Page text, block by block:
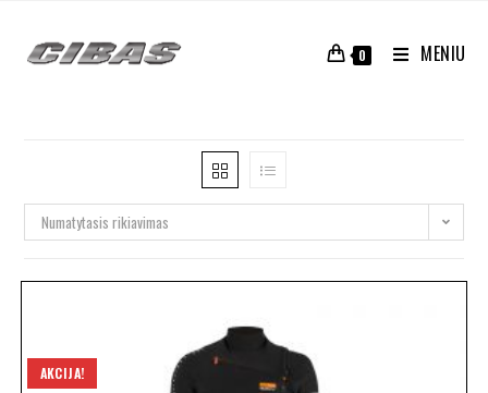
0 MENIU
Numatytasis rikiavimas
AKCIJA!